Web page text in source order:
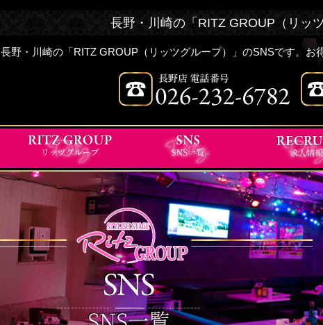
長野・川崎の「RITZ GROUP（リッ
長野・川崎の「RITZ GROUP（リッツグループ）」のSNSです。お